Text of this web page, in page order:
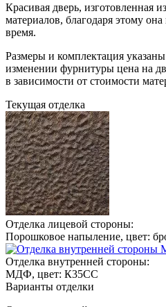
Красивая дверь, изготовленная
материалов, благодаря этому
время.
Размеры и комплектация
изменении фурнитуры цена на
в зависимости от стоимости
Текущая отделка
Отделка лицевой стороны:
Порошковое напыление, цвет:
Отделка внутренней стороны:
МДФ, цвет: К35СС
Варианты отделки